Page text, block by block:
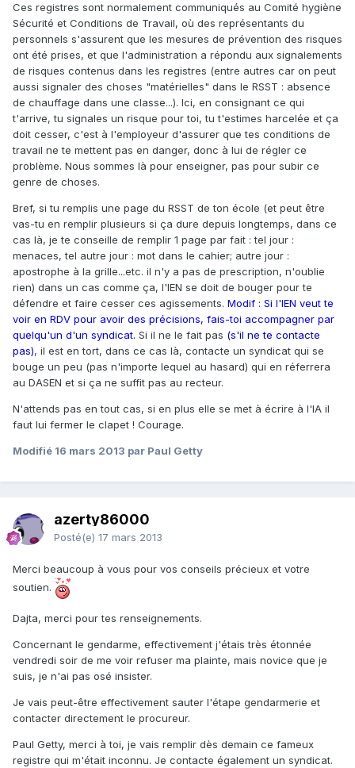
Ces registres sont normalement communiqués au Comité hygiène
Sécurité et Conditions de Travail, où des représentants du
personnels s'assurent que les mesures de prévention des risques
ont été prises, et que l'administration a répondu aux signalements
de risques contenus dans les registres (entre autres car on peut
aussi signaler des choses "matérielles" dans le RSST : absence
de chauffage dans une classe...). Ici, en consignant ce qui
t'arrive, tu signales un risque pour toi, tu t'estimes harcelée et ça
doit cesser, c'est à l'employeur d'assurer que tes conditions de
travail ne te mettent pas en danger, donc à lui de régler ce
problème. Nous sommes là pour enseigner, pas pour subir ce
genre de choses.
Bref, si tu remplis une page du RSST de ton école (et peut être
vas-tu en remplir plusieurs si ça dure depuis longtemps, dans ce
cas là, je te conseille de remplir 1 page par fait : tel jour :
menaces, tel autre jour : mot dans le cahier; autre jour :
apostrophe à la grille...etc. il n'y a pas de prescription, n'oublie
rien) dans un cas comme ça, l'IEN se doit de bouger pour te
défendre et faire cesser ces agissements. Modif : Si l'IEN veut te
voir en RDV pour avoir des précisions, fais-toi accompagner par
quelqu'un d'un syndicat. Si il ne le fait pas (s'il ne te contacte
pas), il est en tort, dans ce cas là, contacte un syndicat qui se
bouge un peu (pas n'importe lequel au hasard) qui en réferrera
au DASEN et si ça ne suffit pas au recteur.
N'attends pas en tout cas, si en plus elle se met à écrire à l'IA il
faut lui fermer le clapet ! Courage.
Modifié 16 mars 2013 par Paul Getty
azerty86000
Posté(e) 17 mars 2013
Merci beaucoup à vous pour vos conseils précieux et votre
soutien.
Dajta, merci pour tes renseignements.
Concernant le gendarme, effectivement j'étais très étonnée
vendredi soir de me voir refuser ma plainte, mais novice que je
suis, je n'ai pas osé insister.
Je vais peut-être effectivement sauter l'étape gendarmerie et
contacter directement le procureur.
Paul Getty, merci à toi, je vais remplir dès demain ce fameux
registre qui m'était inconnu. Je contacte également un syndicat.